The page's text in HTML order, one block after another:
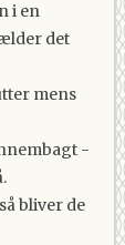
i en
det
mens
-
bliver de